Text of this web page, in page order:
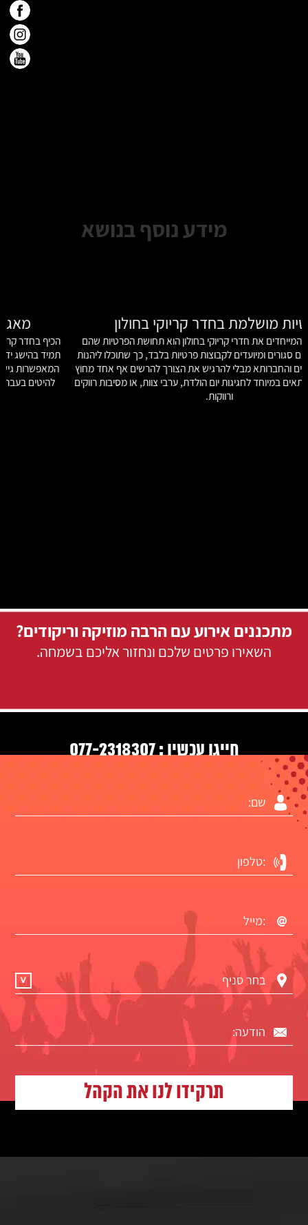
מידע נוסף בנושא
מאגר שירים עשיר בחדר קריוקי בחולון
הכיף בחדר קריוקי בחולון ממשיך בזכות מאגר שירים נרחב ומעודכן שנמצא
תמיד בהישג יד. חדרי הקריוקי מתממשקים עם אפליקציות קריוקי מתקדמות
המאפשרות גישה לעשרות אלפי שירים מכל הז'אנרים – פופ, רוק, מזרחית,
להיטים בעברית ולועזית, וכל מה שביניהם. כל אחד יכול למצוא את השיר
שמשקף אותו וליהנות מחוויית שירה מדליקה.
מתכננים אירוע עם הרבה מוזיקה וריקודים?
השאירו פרטים שלכם ונחזור אליכם בשמחה.
חייגו עכשיו :077-2318307